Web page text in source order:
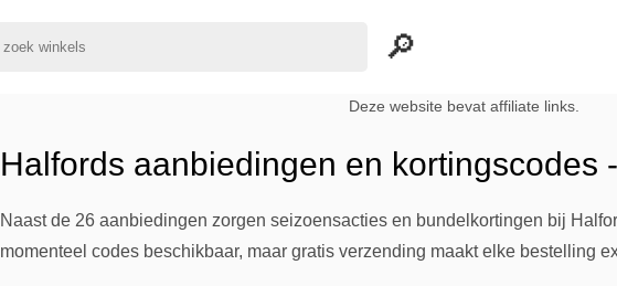
Deze website bevat affiliate links.
Halfords aanbiedingen en kortingscodes
Naast de 26 aanbiedingen zorgen seizoensacties en bundelkortingen bij
momenteel codes beschikbaar, maar gratis verzending maakt elke bestelling